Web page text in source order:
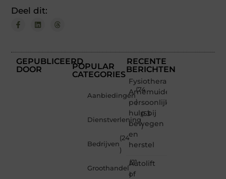
Deel dit:
GEPUBLICEERD
DOOR
POPULAR
CATEGORIES
Aanbiedingen
(74
)
Dienstverlening
(53
)
Bedrijven
(24
)
Groothandel
(21
)
RECENTE
BERICHTEN
Fysiotherapeut
Arnemuiden:
persoonlijke
hulp bij
bewegen
en
herstel
Autolift
of